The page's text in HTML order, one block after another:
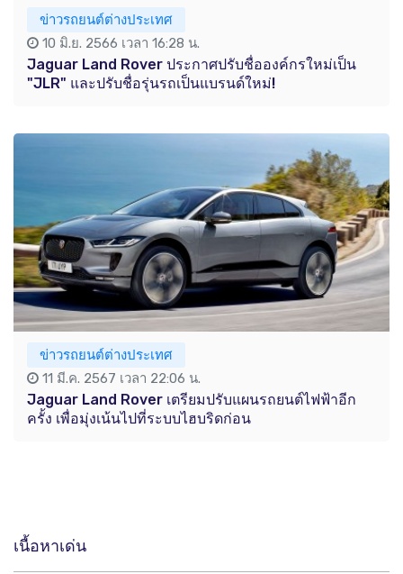
ข่าวรถยนต์ต่างประเทศ
10 มิ.ย. 2566 เวลา 16:28 น.
Jaguar Land Rover ประกาศปรับชื่อองค์กรใหม่เป็น
"JLR" และปรับชื่อรุ่นรถเป็นแบรนด์ใหม่!
ข่าวรถยนต์ต่างประเทศ
11 มี.ค. 2567 เวลา 22:06 น.
Jaguar Land Rover เตรียมปรับแผนรถยนต์ไฟฟ้าอีก
ครั้ง เพื่อมุ่งเน้นไปที่ระบบไฮบริดก่อน
เนื้อหาเด่น